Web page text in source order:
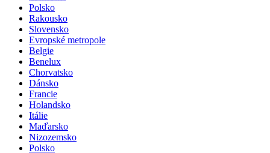
Polsko
Rakousko
Slovensko
Evropské metropole
Belgie
Benelux
Chorvatsko
Dánsko
Francie
Holandsko
Itálie
Maďarsko
Nizozemsko
Polsko